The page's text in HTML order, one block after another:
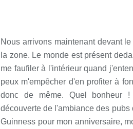
Nous arrivons maintenant devant
la zone. Le monde est présent
me faufiler à l'intérieur quand
peux m'empêcher d'en profiter à
donc de même. Quel bonheur
découverte de l'ambiance des
Guinness pour mon anniversaire,